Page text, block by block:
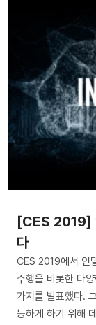
[CES 2019]
다
CES 2019에서 인
주행을 비롯한 다
가지를 발표했다.
능하게 하기 위해